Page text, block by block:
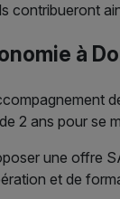
contribueront
à
2 ans pour se
une offre
et de